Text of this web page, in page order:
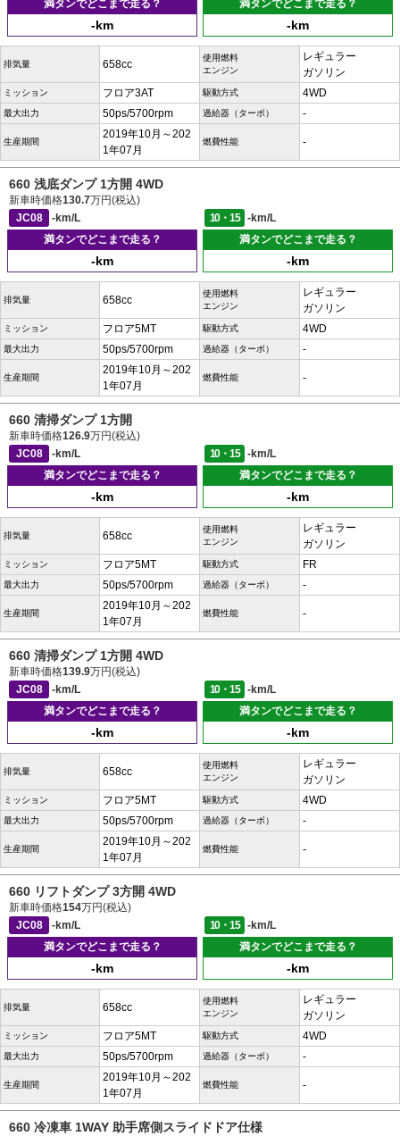
満タンでどこまで走る？
-km
満タンでどこまで走る？
-km
排気量 658cc
使用燃料
エンジン
レギュラー
ガソリン
ミッション フロア3AT 駆動方式 4WD
最大出力 50ps/5700rpm 過給器（ターボ） -
生産期間
2019年10月～202
1年07月
燃費性能 -
660 浅底ダンプ 1方開 4WD
新車時価格130.7万円(税込)
JC08
-km/L 10・15
-km/L
満タンでどこまで走る？
-km
満タンでどこまで走る？
-km
排気量 658cc
使用燃料
エンジン
レギュラー
ガソリン
ミッション フロア5MT 駆動方式 4WD
最大出力 50ps/5700rpm 過給器（ターボ） -
生産期間
2019年10月～202
1年07月
燃費性能 -
660 清掃ダンプ 1方開
新車時価格126.9万円(税込)
JC08
-km/L 10・15
-km/L
満タンでどこまで走る？
-km
満タンでどこまで走る？
-km
排気量 658cc
使用燃料
エンジン
レギュラー
ガソリン
ミッション フロア5MT 駆動方式 FR
最大出力 50ps/5700rpm 過給器（ターボ） -
生産期間
2019年10月～202
1年07月
燃費性能 -
660 清掃ダンプ 1方開 4WD
新車時価格139.9万円(税込)
JC08
-km/L 10・15
-km/L
満タンでどこまで走る？
-km
満タンでどこまで走る？
-km
排気量 658cc
使用燃料
エンジン
レギュラー
ガソリン
ミッション フロア5MT 駆動方式 4WD
最大出力 50ps/5700rpm 過給器（ターボ） -
生産期間
2019年10月～202
1年07月
燃費性能 -
660 リフトダンプ 3方開 4WD
新車時価格154万円(税込)
JC08
-km/L 10・15
-km/L
満タンでどこまで走る？
-km
満タンでどこまで走る？
-km
排気量 658cc
使用燃料
エンジン
レギュラー
ガソリン
ミッション フロア5MT 駆動方式 4WD
最大出力 50ps/5700rpm 過給器（ターボ） -
生産期間
2019年10月～202
1年07月
燃費性能 -
660 冷凍車 1WAY 助手席側スライドドア仕様